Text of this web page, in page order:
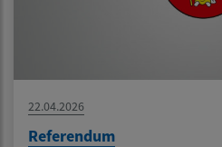
22.04.2026
Referendum